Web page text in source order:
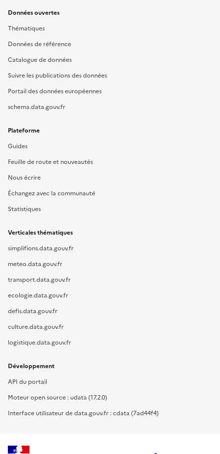
Données ouvertes
Thématiques
Données de référence
Catalogue de données
Suivre les publications des données
Portail des données européennes
schema.data.gouv.fr
Plateforme
Guides
Feuille de route et nouveautés
Nous écrire
Échangez avec la communauté
Statistiques
Verticales thématiques
simplifions.data.gouv.fr
meteo.data.gouv.fr
transport.data.gouv.fr
ecologie.data.gouv.fr
defis.data.gouv.fr
culture.data.gouv.fr
logistique.data.gouv.fr
Développement
API du portail
Moteur open source : udata (17.2.0)
Interface utilisateur de data.gouv.fr : cdata (7ad44f4)